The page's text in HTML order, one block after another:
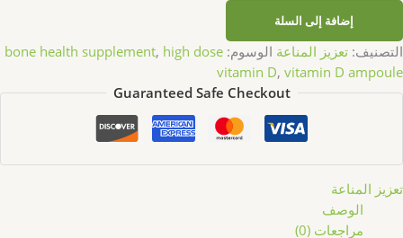
إضافة إلى السلة
التصنيف: تعزيز المناعة الوسوم: bone health supplement, high dose
vitamin D, vitamin D ampoule
Guaranteed Safe Checkout
تعزيز المناعة
الوصف
مراجعات (0)